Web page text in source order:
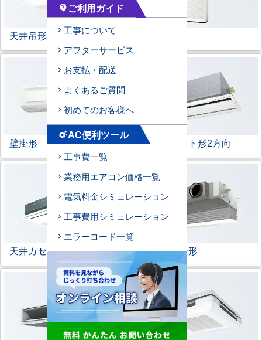
天井吊形
壁掛形 天井カセット形2方向
天井カセット形1方向 ビルトイン形
contact_support ご利用ガイド
工事について
アフターサービス
お支払・配送
よくあるご質問
初めてのお客様へ
settings_suggestAC便利ツール
工事費一覧
業務用エアコン価格一覧
電気料金シミュレーション
工事費用シミュレーション
エラーコード一覧